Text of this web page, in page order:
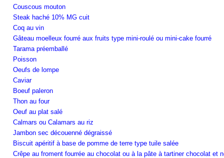
Couscous mouton
Steak haché 10% MG cuit
Coq au vin
Gâteau moelleux fourré aux fruits type mini-roulé ou mini-cake fourré
Tarama préemballé
Poisson
Oeufs de lompe
Caviar
Boeuf paleron
Thon au four
Oeuf au plat salé
Calmars ou Calamars au riz
Jambon sec découenné dégraissé
Biscuit apéritif à base de pomme de terre type tuile salée
Crêpe au froment fourrée au chocolat ou à la pâte à tartiner chocolat et